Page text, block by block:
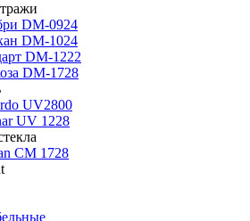
DM-0924
DM-1024
DM-1222
DM-1728
UV2800
UV 1228
CM 1728